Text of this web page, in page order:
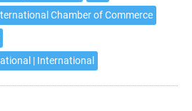
Chamber of Commerce
| International